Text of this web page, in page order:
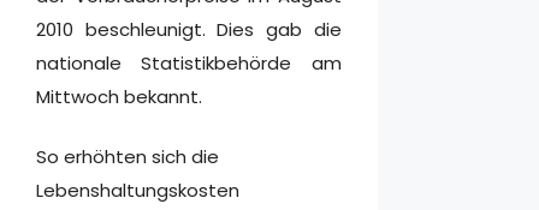
2010 beschleunigt. Dies gab die
nationale Statistikbehörde am
Mittwoch bekannt.
So erhöhten sich die
Lebenshaltungskosten